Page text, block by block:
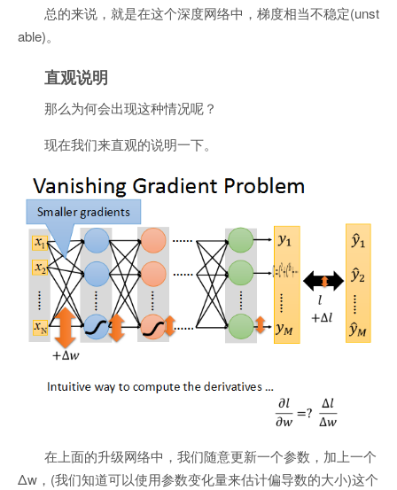
总的来说，就是在这个深度网络中，梯度相当不稳定(unst
able)。
直观说明
那么为何会出现这种情况呢？
现在我们来直观的说明一下。
在上面的升级网络中，我们随意更新一个参数，加上一个
Δw，(我们知道可以使用参数变化量来估计偏导数的大小)这个